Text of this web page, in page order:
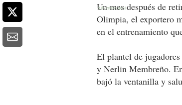
Un mes después de
Olimpia, el exportero
en el entrenamiento
El plantel de
y Nerlin Membreño.
bajó la ventanilla y